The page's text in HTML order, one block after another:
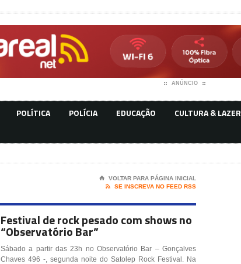
ANÚNCIO
POLÍTICA POLÍCIA EDUCAÇÃO CULTURA & LAZER
⌂
VOLTAR PARA PÁGINA INICIAL

SE INSCREVA NO FEED RSS
Festival de rock pesado com shows no
“Observatório Bar”
Sábado a partir das 23h no Observatório Bar – Gonçalves
Chaves 496 -, segunda noite do Satolep Rock Festival. Na